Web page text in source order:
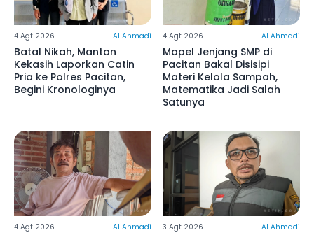
4 Agt 2026 Al Ahmadi
Batal Nikah, Mantan
Kekasih Laporkan Catin
Pria ke Polres Pacitan,
Begini Kronologinya
4 Agt 2026 Al Ahmadi
Mapel Jenjang SMP di
Pacitan Bakal Disisipi
Materi Kelola Sampah,
Matematika Jadi Salah
Satunya
4 Agt 2026 Al Ahmadi 3 Agt 2026 Al Ahmadi